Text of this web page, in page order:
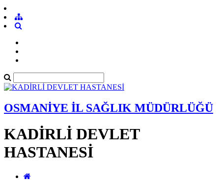
OSMANİYE İL SAĞLIK MÜDÜRLÜĞÜ
KADİRLİ DEVLET
HASTANESİ